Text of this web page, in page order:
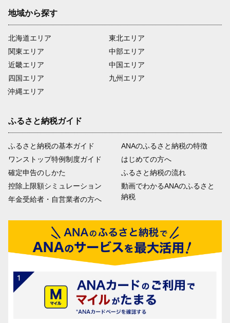
地域から探す
北海道エリア
関東エリア
近畿エリア
四国エリア
沖縄エリア
東北エリア
中部エリア
中国エリア
九州エリア
ふるさと納税ガイド
ふるさと納税の基本ガイド
ワンストップ特例制度ガイド
確定申告のしかた
控除上限額シミュレーション
年金受給者・自営業者の方へ
ANAのふるさと納税の特徴
はじめての方へ
ふるさと納税の流れ
動画でわかるANAのふるさと
納税